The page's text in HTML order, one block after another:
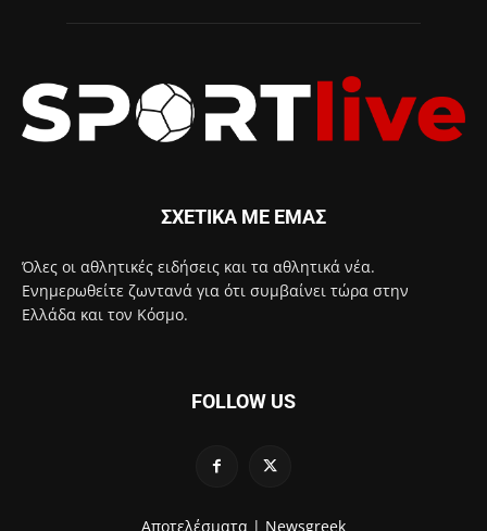
ΣΧΕΤΙΚΑ ΜΕ ΕΜΑΣ
Όλες οι αθλητικές ειδήσεις και τα αθλητικά νέα.
Ενημερωθείτε ζωντανά για ότι συμβαίνει τώρα στην
Ελλάδα και τον Κόσμο.
FOLLOW US
Αποτελέσματα | Newsgreek